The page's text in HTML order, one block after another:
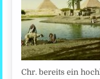
Chr. bereits ein